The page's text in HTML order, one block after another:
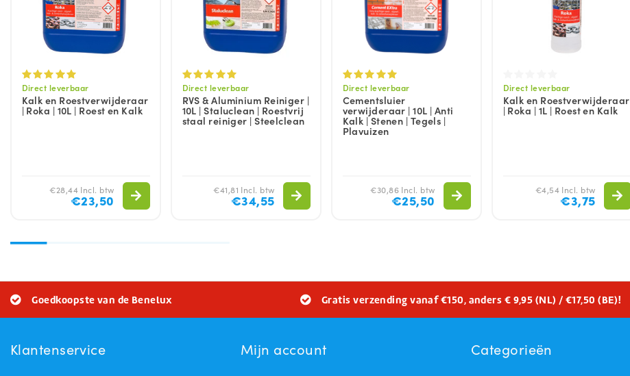
Direct leverbaar
Kalk en Roestverwijderaar
| Roka | 10L | Roest en Kalk
€28,44 Incl. btw
€23,50
Direct leverbaar
RVS & Aluminium Reiniger |
10L | Staluclean | Roestvrij
staal reiniger | Steelclean
€41,81 Incl. btw
€34,55
Direct leverbaar
Cementsluier
verwijderaar | 10L | Anti
Kalk | Stenen | Tegels |
Plavuizen
€30,86 Incl. btw
€25,50
Direct leverbaar
Kalk en Roestverwijderaar
| Roka | 1L | Roest en Kalk
€4,54 Incl. btw
€3,75
Goedkoopste van de Benelux Gratis verzending vanaf €150, anders € 9,95 (NL) / €17,50 (BE)!
Klantenservice Mijn account Categorieën